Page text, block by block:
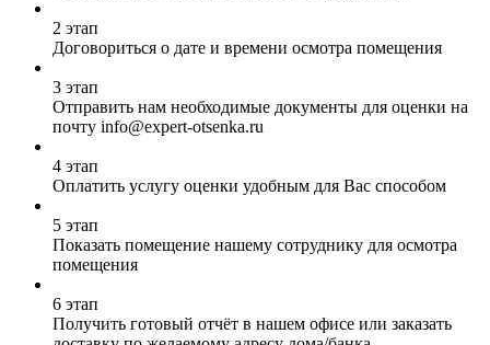
2 этап
Договориться о дате и времени осмотра помещения
3 этап
Отправить нам необходимые документы для оценки на
почту info@expert-otsenka.ru
4 этап
Оплатить услугу оценки удобным для Вас способом
5 этап
Показать помещение нашему сотруднику для осмотра
помещения
6 этап
Получить готовый отчёт в нашем офисе или заказать